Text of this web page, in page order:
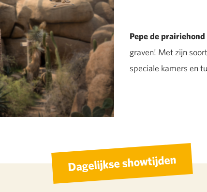
Pepe de prairiehond
graven! Met zijn
speciale kamers en
Dagelijkse showtijden